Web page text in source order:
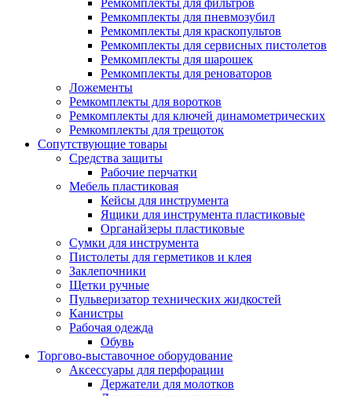
Ремкомплекты для фильтров
Ремкомплекты для пневмозубил
Ремкомплекты для краскопультов
Ремкомплекты для сервисных пистолетов
Ремкомплекты для шарошек
Ремкомплекты для реноваторов
Ложементы
Ремкомплекты для воротков
Ремкомплекты для ключей динамометрических
Ремкомплекты для трещоток
Сопутствующие товары
Средства защиты
Рабочие перчатки
Мебель пластиковая
Кейсы для инструмента
Ящики для инструмента пластиковые
Органайзеры пластиковые
Сумки для инструмента
Пистолеты для герметиков и клея
Заклепочники
Щетки ручные
Пульверизатор технических жидкостей
Канистры
Рабочая одежда
Обувь
Торгово-выставочное оборудование
Аксессуары для перфорации
Держатели для молотков